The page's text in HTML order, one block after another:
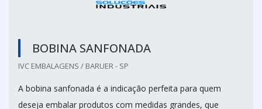
BOBINA SANFONADA
IVC EMBALAGENS / BARUER - SP
A bobina sanfonada é a indicação perfeita para quem
deseja embalar produtos com medidas grandes, que